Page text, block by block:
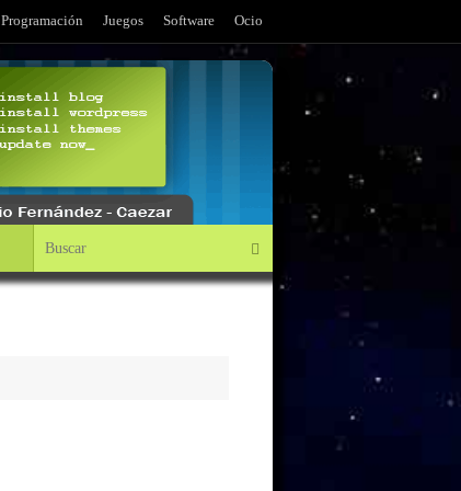
Programación Juegos Software Ocio
Búsqueda para:
Buscar